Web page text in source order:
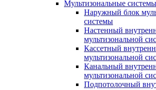
Мультизональные системы
Наружный блок
системы
Настенный
мультизональной
Кассетный
мультизональной
Канальный
мультизональной
Подпотолочный